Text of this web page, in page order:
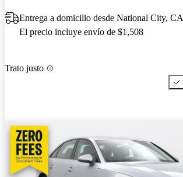
Entrega a domicilio desde National City, CA
El precio incluye envío de $1,508
Trato justo